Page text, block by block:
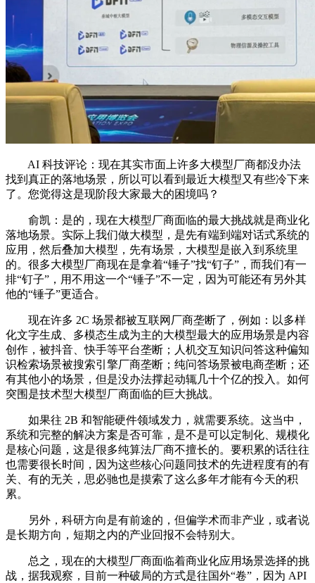
AI 科技评论：现在其实市面上许多大模型厂商都没办法
找到真正的落地场景，所以可以看到最近大模型又有些冷下来
了。您觉得这是现阶段大家最大的困境吗？
俞凯：是的，现在大模型厂商面临的最大挑战就是商业化
落地场景。实际上我们做大模型，是先有端到端对话式系统的
应用，然后叠加大模型，先有场景，大模型是嵌入到系统里
的。很多大模型厂商现在是拿着“锤子”找“钉子”，而我们有一
排“钉子”，用不用这一个“锤子”不一定，因为可能还有另外其
他的“锤子”更适合。
现在许多 2C 场景都被互联网厂商垄断了，例如：以多样
化文字生成、多模态生成为主的大模型最大的应用场景是内容
创作，被抖音、快手等平台垄断；人机交互知识问答这种偏知
识检索场景被搜索引擎厂商垄断；纯问答场景被电商垄断；还
有其他小的场景，但是没办法撑起动辄几十个亿的投入。如何
突围是技术型大模型厂商面临的巨大挑战。
如果往 2B 和智能硬件领域发力，就需要系统。这当中，
系统和完整的解决方案是否可靠，是不是可以定制化、规模化
是核心问题，这是很多纯算法厂商不擅长的。要积累的话往往
也需要很长时间，因为这些核心问题同技术的先进程度有的有
关、有的无关，思必驰也是摸索了这么多年才能有今天的积
累。
另外，科研方向是有前途的，但偏学术而非产业，或者说
是长期方向，短期之内的产业回报不会特别大。
总之，现在的大模型厂商面临着商业化应用场景选择的挑
战，据我观察，目前一种破局的方式是往国外“卷”，因为 API